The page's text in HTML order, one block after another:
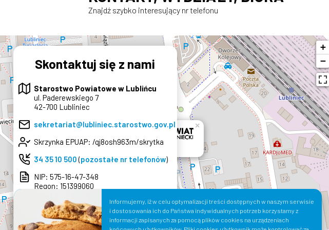
Znajdź szybko interesujący nr telefonu
Skontaktuj się z nami
Starostwo Powiatowe w Lublińcu
ul. Paderewskiego 7
42-700 Lubliniec
sekretariat@lubliniec.starostwo.gov.pl
Skrzynka EPUAP: /qj8osh963m/skrytka
34 35 10 500(pozostałe nr telefonów)
NIP: 575-16-47-348
Regon: 151399060
Wyznacz trasę
do Starostwa
×
+
−
Informujemy, iż w celu optymalizacji treści dostępnych w naszym serwisie
i dostosowania ich do Państwa indywidualnych potrzeb korzystamy z
informacji zapisanych za pomocą plików cookies na urządzeniach